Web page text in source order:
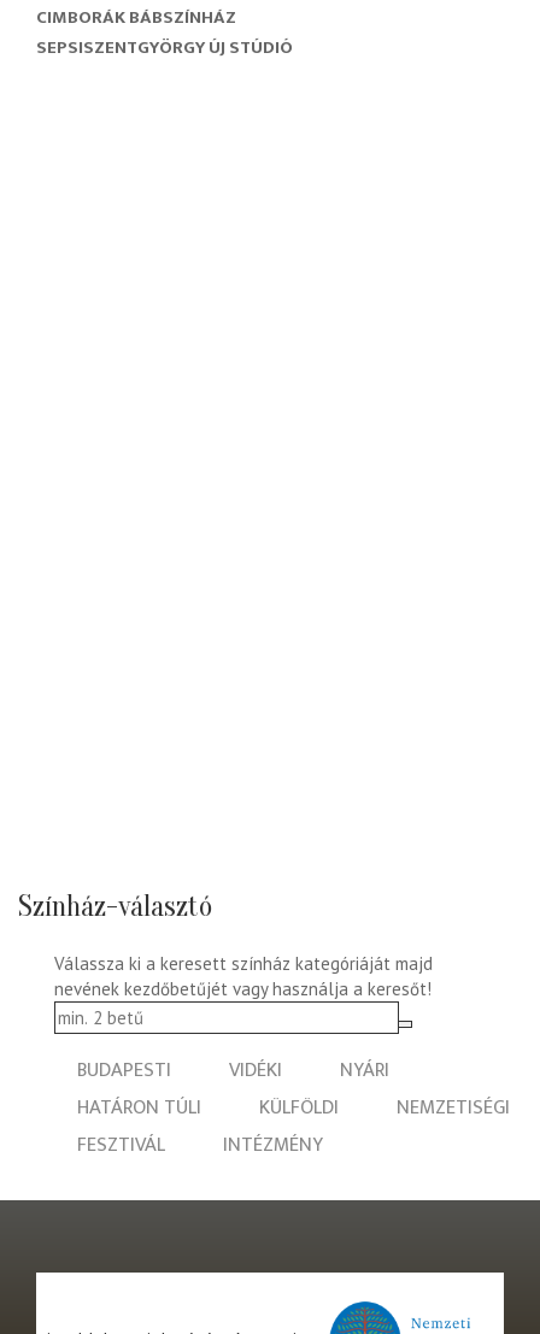
CIMBORÁK BÁBSZÍNHÁZ
SEPSISZENTGYÖRGY ÚJ STÚDIÓ
Színház-választó
Válassza ki a keresett színház kategóriáját majd
nevének kezdőbetűjét vagy használja a keresőt!
BUDAPESTI VIDÉKI
NYÁRI
HATÁRON TÚLI
KÜLFÖLDI
NEMZETISÉGI
FESZTIVÁL
INTÉZMÉNY